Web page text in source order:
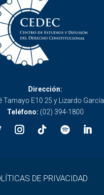
Dirección:
Tamayo E10 25 y Lizardo García
Teléfono: (02) 394-1800
DE PRIVACIDAD